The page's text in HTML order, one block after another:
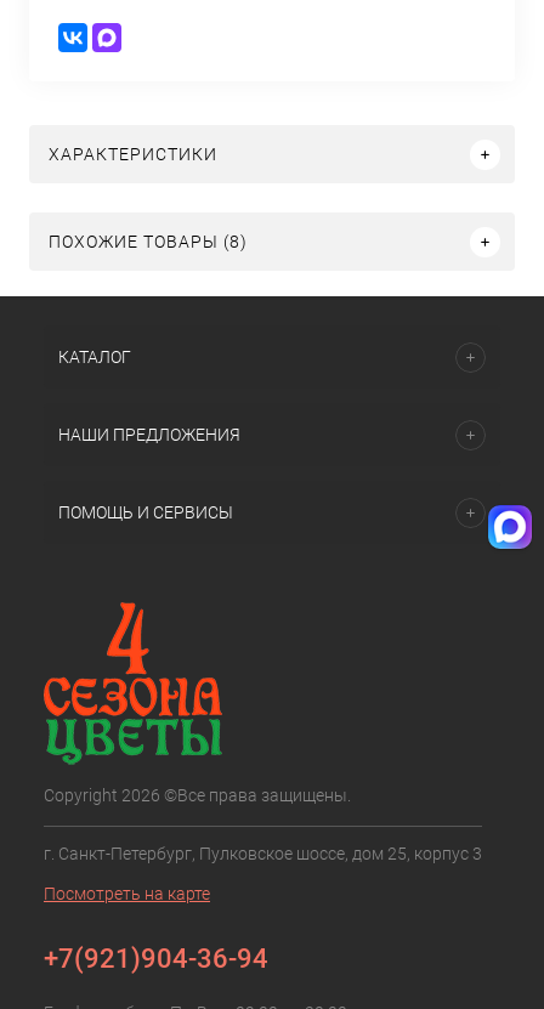
ХАРАКТЕРИСТИКИ
ПОХОЖИЕ ТОВАРЫ (8)
КАТАЛОГ
НАШИ ПРЕДЛОЖЕНИЯ
ПОМОЩЬ И СЕРВИСЫ
Copyright 2026 ©Все права защищены.
г. Санкт-Петербург, Пулковское шоссе, дом 25, корпус 3
Посмотреть на карте
+7(921)904-36-94